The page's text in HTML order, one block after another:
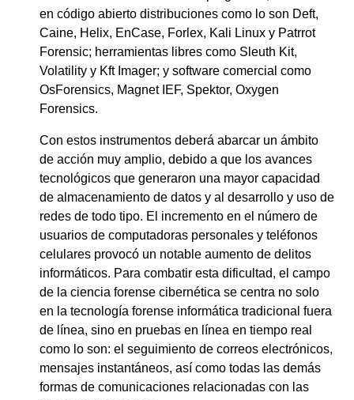
en código abierto distribuciones como lo son Deft,
Caine, Helix, EnCase, Forlex, Kali Linux y Patrrot
Forensic; herramientas libres como Sleuth Kit,
Volatility y Kft Imager; y software comercial como
OsForensics, Magnet IEF, Spektor, Oxygen
Forensics.
Con estos instrumentos deberá abarcar un ámbito
de acción muy amplio, debido a que los avances
tecnológicos que generaron una mayor capacidad
de almacenamiento de datos y al desarrollo y uso de
redes de todo tipo. El incremento en el número de
usuarios de computadoras personales y teléfonos
celulares provocó un notable aumento de delitos
informáticos. Para combatir esta dificultad, el campo
de la ciencia forense cibernética se centra no solo
en la tecnología forense informática tradicional fuera
de línea, sino en pruebas en línea en tiempo real
como lo son: el seguimiento de correos electrónicos,
mensajes instantáneos, así como todas las demás
formas de comunicaciones relacionadas con las